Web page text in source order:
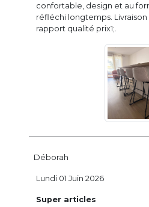
confortable, design et au
réfléchi longtemps. Livraison
rapport qualité prix1;.
Déborah
Super articles
Lundi 01 Juin 2026